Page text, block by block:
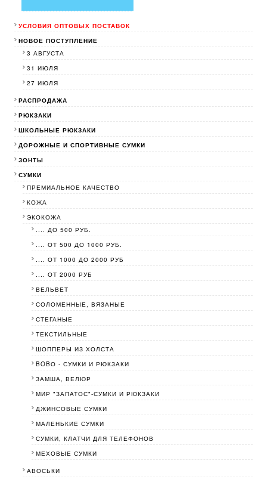
УСЛОВИЯ ОПТОВЫХ ПОСТАВОК
НОВОЕ ПОСТУПЛЕНИЕ
3 АВГУСТА
31 ИЮЛЯ
27 ИЮЛЯ
РАСПРОДАЖА
РЮКЗАКИ
ШКОЛЬНЫЕ РЮКЗАКИ
ДОРОЖНЫЕ И СПОРТИВНЫЕ СУМКИ
ЗОНТЫ
СУМКИ
ПРЕМИАЛЬНОЕ КАЧЕСТВО
КОЖА
ЭКОКОЖА
.... ДО 500 РУБ.
.... ОТ 500 ДО 1000 РУБ.
.... ОТ 1000 ДО 2000 РУБ
.... ОТ 2000 РУБ
ВЕЛЬВЕТ
СОЛОМЕННЫЕ, ВЯЗАНЫЕ
СТЕГАНЫЕ
ТЕКСТИЛЬНЫЕ
ШОППЕРЫ ИЗ ХОЛСТА
BOBО - СУМКИ И РЮКЗАКИ
ЗАМША, ВЕЛЮР
МИР "ЗАПАТОС"-СУМКИ И РЮКЗАКИ
ДЖИНСОВЫЕ СУМКИ
МАЛЕНЬКИЕ СУМКИ
СУМКИ, КЛАТЧИ ДЛЯ ТЕЛЕФОНОВ
МЕХОВЫЕ СУМКИ
АВОСЬКИ